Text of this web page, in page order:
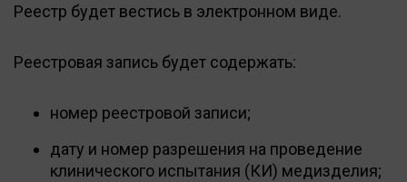
Реестр будет вестись в электронном виде.
Реестровая запись будет содержать:
номер реестровой записи;
дату и номер разрешения на проведение
клинического испытания (КИ) медизделия;